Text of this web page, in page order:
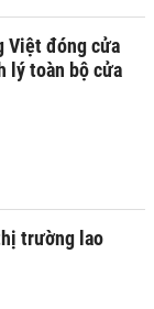
Việt đóng cửa
lý toàn bộ cửa
trường lao